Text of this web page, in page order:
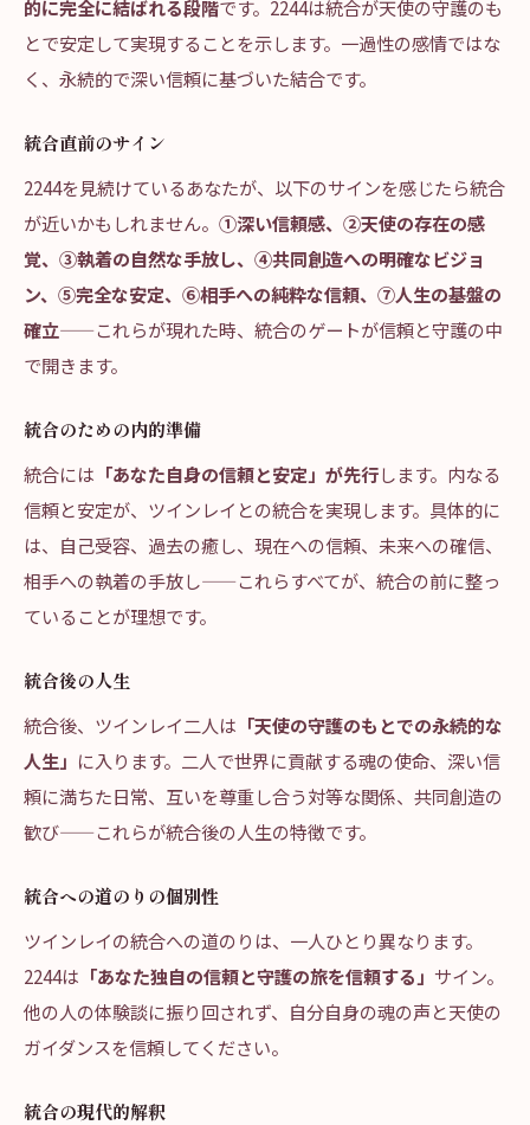
的に完全に結ばれる段階です。2244は統合が天使の守護のも
とで安定して実現することを示します。一過性の感情ではな
く、永続的で深い信頼に基づいた結合です。
統合直前のサイン
2244を見続けているあなたが、以下のサインを感じたら統合
が近いかもしれません。 ①深い信頼感、②天使の存在の感
覚、③執着の自然な手放し、④共同創造への明確なビジョ
ン、⑤完全な安定、⑥相手への純粋な信頼、⑦人生の基盤の
確立——これらが現れた時、統合のゲートが信頼と守護の中
で開きます。
統合のための内的準備
統合には 「あなた自身の信頼と安定」が先行します。内なる
信頼と安定が、ツインレイとの統合を実現します。具体的に
は、自己受容、過去の癒し、現在への信頼、未来への確信、
相手への執着の手放し——これらすべてが、統合の前に整っ
ていることが理想です。
統合後の人生
統合後、ツインレイ二人は 「天使の守護のもとでの永続的な
人生」 に入ります。二人で世界に貢献する魂の使命、深い信
頼に満ちた日常、互いを尊重し合う対等な関係、共同創造の
歓び——これらが統合後の人生の特徴です。
統合への道のりの個別性
ツインレイの統合への道のりは、一人ひとり異なります。
2244は 「あなた独自の信頼と守護の旅を信頼する」 サイン。
他の人の体験談に振り回されず、自分自身の魂の声と天使の
ガイダンスを信頼してください。
統合の現代的解釈